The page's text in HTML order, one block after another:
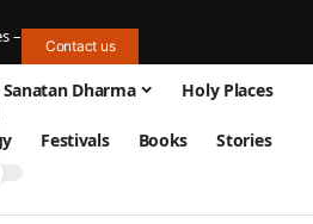
– Contact us
Sanatan Dharma Holy Places
Festivals Books Stories